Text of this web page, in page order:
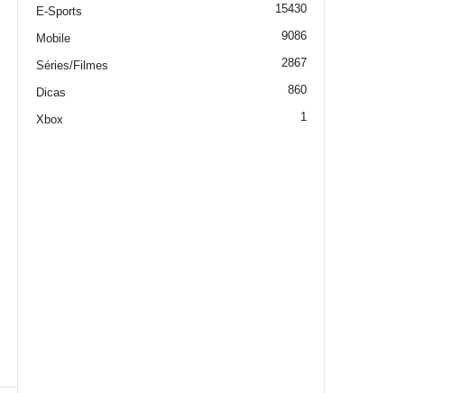
E-Sports 15430
Mobile 9086
Séries/Filmes 2867
Dicas 860
Xbox 1